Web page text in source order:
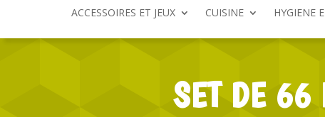
ACCESSOIRES ET JEUX CUISINE HYGIENE
SET DE 66